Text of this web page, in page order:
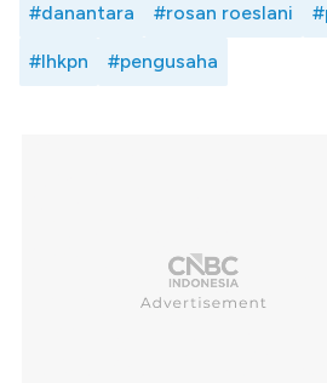
#danantara #rosan roeslani
#lhkpn #pengusaha